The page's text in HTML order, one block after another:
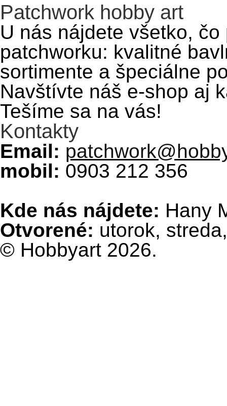
Patchwork hobby art
U nás nájdete všetko,
patchworku: kvalitné
sortimente a špeciálne
Navštívte náš e-shop aj
Tešíme sa na vás!
Kontakty
Email:
mobil: 0903 212 356
Kde nás nájdete: Hany
Otvorené: utorok,
© Hobbyart 2026.